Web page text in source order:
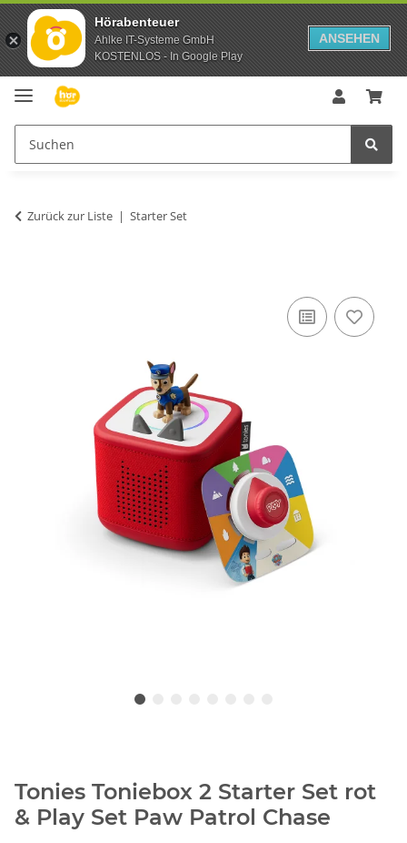
Hörabenteuer
Ahlke IT-Systeme GmbH
KOSTENLOS - In Google Play
ANSEHEN
Zurück zur Liste Starter Set
Tonies Toniebox 2 Starter Set rot
& Play Set Paw Patrol Chase